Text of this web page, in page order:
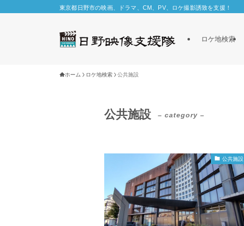
東京都日野市の映画、ドラマ、CM、PV、ロケ撮影誘致を支援！
ロケ地検索
ホーム ロケ地検索 公共施設
公共施設 – category –
公共施設